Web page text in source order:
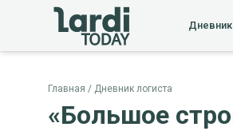
Дневник
Главная Дневник логиста
«Большое